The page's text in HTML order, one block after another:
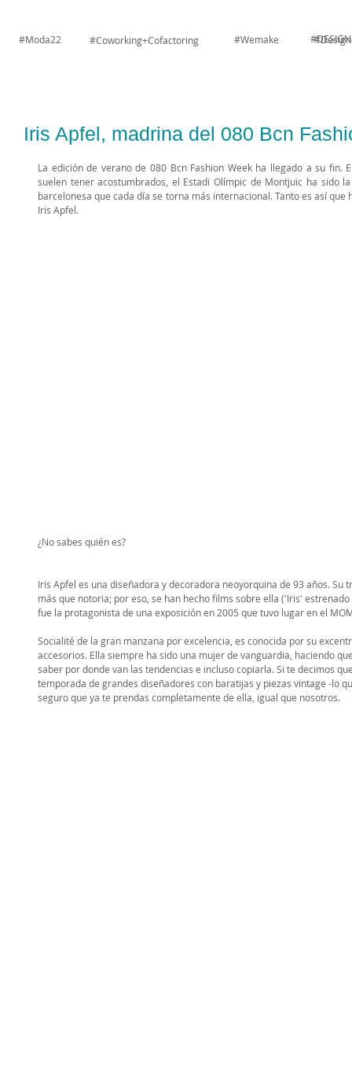
#Moda22 #Coworking+Cofactoring #Wemake
Iris Apfel, madrina del 080 Bcn
La edición de verano de 080 Bcn Fashion Week ha llegado a su fin.
suelen tener acostumbrados, el Estadi Olímpic de Montjuïc ha sido
barcelonesa que cada día se torna más internacional. Tanto es así
Iris Apfel.
¿No sabes quién es?
Iris Apfel es una diseñadora y decoradora neoyorquina de 93 años.
más que notoria; por eso, se han hecho films sobre ella ('Iris'
fue la protagonista de una exposición en 2005 que tuvo lugar en el
Socialité de la gran manzana por excelencia, es conocida por su
accesorios. Ella siempre ha sido una mujer de vanguardia, haciendo
saber por donde van las tendencias e incluso copiarla. Si te decimos
temporada de grandes diseñadores con baratijas y piezas vintage -lo
seguro que ya te prendas completamente de ella, igual que nosotros.